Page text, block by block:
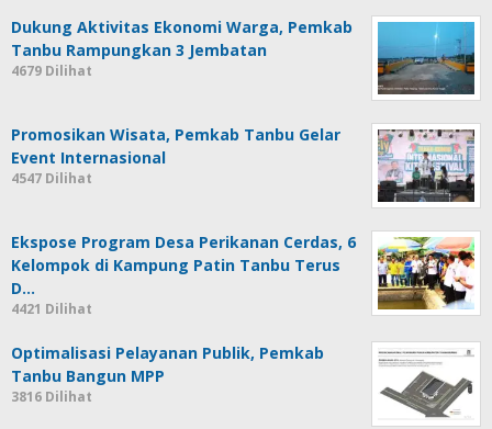
Dukung Aktivitas Ekonomi Warga, Pemkab
Tanbu Rampungkan 3 Jembatan
4679 Dilihat
Promosikan Wisata, Pemkab Tanbu Gelar
Event Internasional
4547 Dilihat
Ekspose Program Desa Perikanan Cerdas, 6
Kelompok di Kampung Patin Tanbu Terus
D…
4421 Dilihat
Optimalisasi Pelayanan Publik, Pemkab
Tanbu Bangun MPP
3816 Dilihat